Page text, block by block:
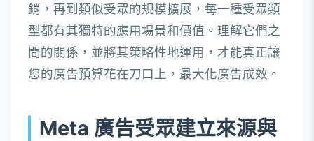
銷，再到類似受眾的規模擴展，每一種受眾類
型都有其獨特的應用場景和價值。理解它們之
間的關係，並將其策略性地運用，才能真正讓
您的廣告預算花在刀口上，最大化廣告成效。
Meta 廣告受眾建立來源與